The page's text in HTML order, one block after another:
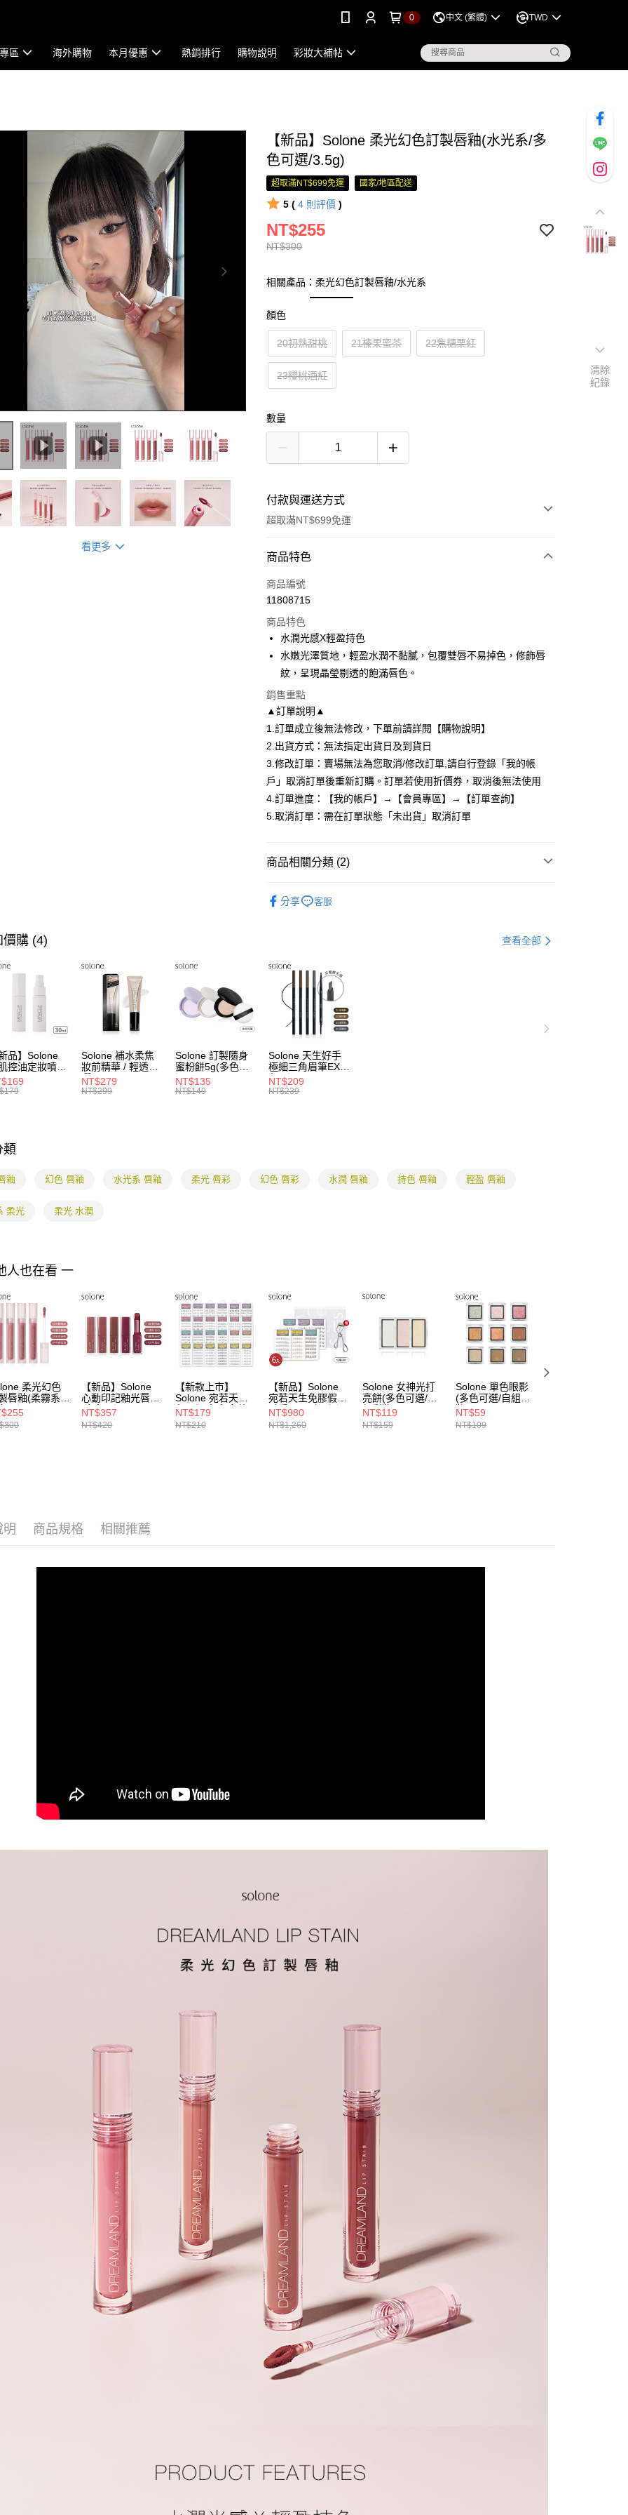
0 中文 (繁體) TWD
區 海外購物 本月優惠 熱銷排行 購物說明 彩妝大補帖
看更多
【新品】Solone 柔光幻色訂製唇釉(水光系/多
色可選/3.5g)
超取滿NT$699免運 國家/地區配送
5 ( 4 則評價 )
NT$300
NT$255
相關產品：柔光幻色訂製唇釉/水光系
顏色
20初熟甜桃 21榛果蜜茶 22焦糖栗紅
23櫻桃酒紅
數量
付款與運送方式
超取滿NT$699免運
付款方式
信用卡一次付款
LINE Pay
Apple Pay
悠遊付
全盈+PAY
大哥付你分期
相關說明
【大哥付你分期使用說明】
流程，驗證手機門號後，選擇欲分期的期數、繳款截止日，確認付款後即
完成交易。
4.訂單成立30分鐘內，如未前往確認交易或遇審核未通過，訂單將自動取
消。如遇「轉專審核」未通過狀況，表示未達大哥付你分期系統評分，恕
1.分期款項不併入電信帳單，「大哥付你分期」於每月結算日後寄送繳費提
2.透過簡訊連結打開帳單後，可選擇「超商條碼／台灣大直營門市／銀行轉
帳／街口支付／iPASS MONEY」等通路繳費。
【注意事項】
1.本服務係由「台灣大哥大股份有限公司」（以下簡稱本公司）所提供，讓
用戶於交易時，得透過本服務購買商品或服務，並由商店將買賣／分期付
2.基於同意付款使用「大哥付你分期」之契約關係目的，商店將以您的個人
資料（包含姓名、電話或地址）提供予台灣大哥大進項蒐集、處理及利
用，由本公司與您本人進行分期帳單所需資料之確認、核對及更正。
3.完整用戶服務條款，請詳閱以下連結：
【關於「AFTEE先享後付」】
１．簡單：不需註冊會員、不需綁卡、不需儲值。
１．於結帳方式選擇「AFTEE先享後付」後，將跳轉至「AFTEE先享後
付」結帳頁面，進行簡訊認證並確認金額後，即可完成結帳。
２．訂單成立數日內，您將收到繳費通知簡訊。
３．收到繳費通知簡訊後14天內，點擊此簡訊中的連結，可透過四大超商
／ATM／網路銀行／等多元方式進行付款，方視為交易完成。
※ 請注意：結帳手續完成當下不需立刻繳費，但若您需要取消訂單，請聯
絡購買商品的店家。未經商家同意取消之訂單仍視為有效，需透過AFTEE
先享後付繳納相關費用。
※ 交易是否成功請以「AFTEE先享後付 」之結帳頁面顯示為準，若有關於
是否繳費成功／繳費後需取消欲退款等相關疑問，請聯繫「AFTEE先享後
付客戶支援中心」
https://aftee.tw/terms/#terms3
ATM付款
每筆NT$80，滿NT$699(含以上)免運費
付款後全家取貨
每筆NT$80，滿NT$699(含以上)免運費
7-11付款取貨
每筆NT$80，滿NT$699(含以上)免運費
付款後7-11取貨
每筆NT$80，滿NT$699(含以上)免運費
商品特色
商品編號
11808715
商品特色
水潤光感X輕盈持色
水嫩光澤質地，輕盈水潤不黏膩，包覆雙唇不易掉色，修飾唇
紋，呈現晶瑩剔透的飽滿唇色。
銷售重點
▲訂單說明▲
1.訂單成立後無法修改，下單前請詳閱【購物說明】
2.出貨方式：無法指定出貨日及到貨日
3.修改訂單：賣場無法為您取消/修改訂單,請自行登錄「我的帳
戶」取消訂單後重新訂購。訂單若使用折價券，取消後無法使用
4.訂單進度：【我的帳戶】→【會員專區】→【訂單查詢】
5.取消訂單：需在訂單狀態「未出貨」取消訂單
商品相關分類 (2)
分享 客服
價購 (4) 查看全部
品】Solone
控油定妝噴霧
Solone 補水柔焦
妝前精華 / 輕透防
曬
SPF40★★★★(3
NT$279
NT$299
Solone 訂製隨身
蜜粉餅5g(多色可
選)
NT$135
NT$149
Solone 天生好手
極細三角眉筆EX(4
色可選)
NT$209
NT$239
類
釉 幻色 唇釉 水光系 唇釉 柔光 唇彩 幻色 唇彩 水潤 唇釉 持色 唇釉 輕盈 唇釉
柔光 柔光 水潤
人也在看 一
柔光幻色
唇釉(柔霧系/
可選/3.5g)
【新品】Solone
心動印記釉光唇膏
(多色可選/3.5g)
NT$357
NT$420
【新款上市】
Solone 宛若天生
免膠假睫毛(多款可
選)
NT$179
NT$210
【新品】Solone
宛若天生免膠假睫
毛愛用6入組(任選
6款)贈 睫毛夾
NT$980
NT$1,260
Solone 女神光打
亮餅(多色可選/自
組彩妝)
NT$119
NT$159
Solone 單色眼影
(多色可選/自組彩
妝)
NT$59
NT$109
明 商品規格 相關推薦
清除
紀錄